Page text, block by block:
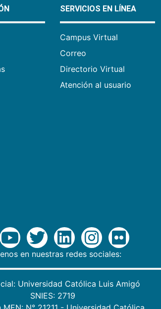
SERVICIOS EN LÍNEA
Campus Virtual
Correo
Directorio Virtual
Atención al usuario
en nuestras redes sociales:
Universidad Católica Luis Amigó
SNIES: 2719